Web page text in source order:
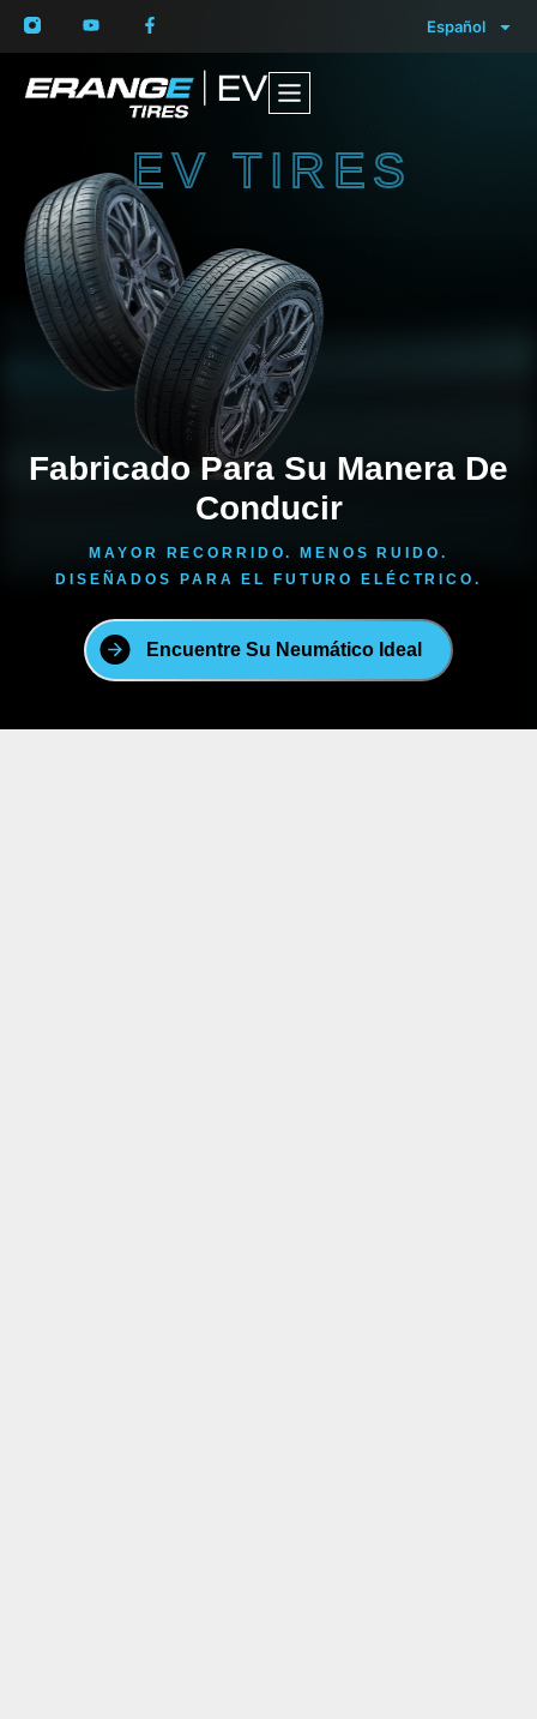
Español
EV TIRES
Fabricado Para Su Manera De
Conducir
MAYOR RECORRIDO. MENOS RUIDO.
DISEÑADOS PARA EL FUTURO ELÉCTRICO.
Encuentre Su Neumático Ideal